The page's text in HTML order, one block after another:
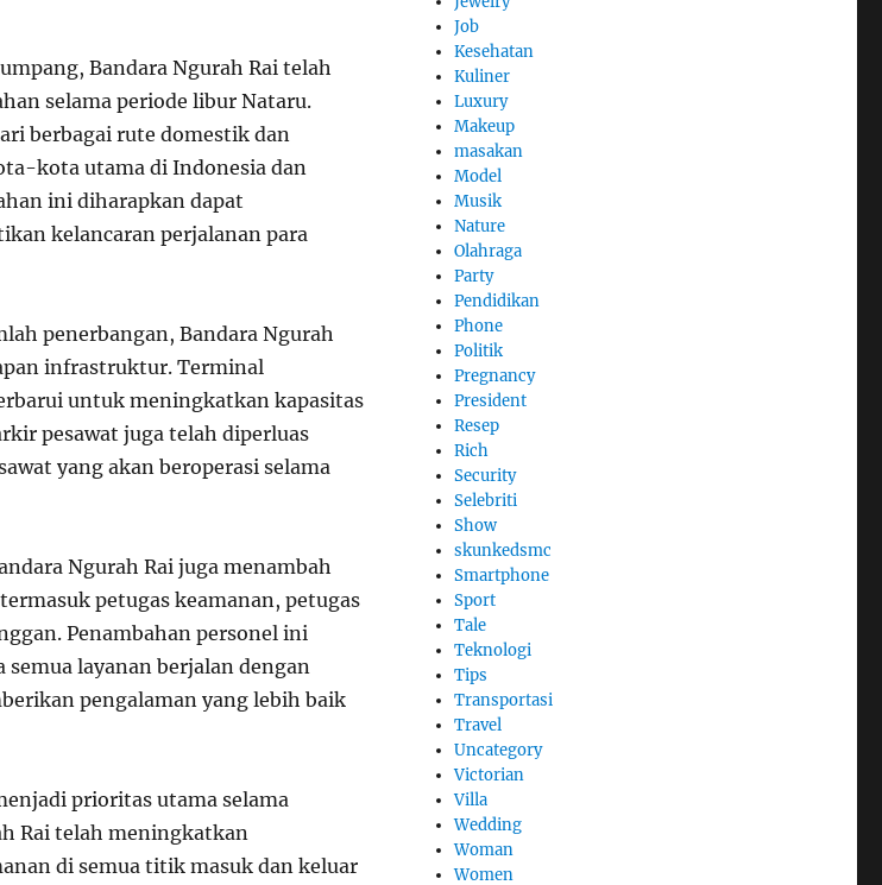
Bandara Ngurah Rai telah
selama periode libur Nataru.
berbagai rute domestik dan
kota utama di Indonesia dan
ini diharapkan dapat
kelancaran perjalanan para
penerbangan, Bandara Ngurah
infrastruktur. Terminal
untuk meningkatkan kapasitas
pesawat juga telah diperluas
yang akan beroperasi selama
Ngurah Rai juga menambah
petugas keamanan, petugas
Penambahan personel ini
layanan berjalan dengan
pengalaman yang lebih baik
prioritas utama selama
Rai telah meningkatkan
di semua titik masuk dan keluar
Job
Kesehatan
Kuliner
Luxury
Makeup
masakan
Model
Musik
Nature
Olahraga
Party
Pendidikan
Phone
Politik
Pregnancy
President
Resep
Rich
Security
Selebriti
Show
skunkedsmc
Smartphone
Sport
Tale
Teknologi
Tips
Transportasi
Travel
Uncategory
Victorian
Villa
Wedding
Woman
Women